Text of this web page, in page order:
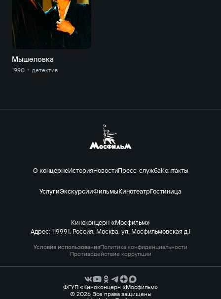
Мышеловка
1990 детектив
О концернеИсторияНовостиПресс-службаКонтакты
УслугиЭкскурсииФильмыКинотеатрГостиница
Киноконцерн «Мосфильм»
Адрес: 119991, Россия, Москва, ул. Мосфильмовская д.1
Условия использованияПолитика конфиденциальности
Противодействие коррупции
ФГУП «Киноконцерн «Мосфильм»
© 2026 Все права защищены